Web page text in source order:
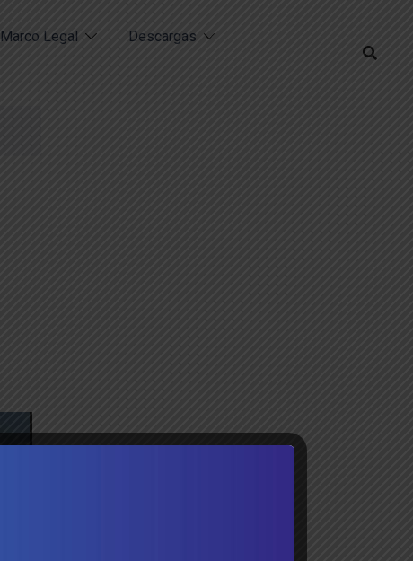
Marco Legal
Descargas